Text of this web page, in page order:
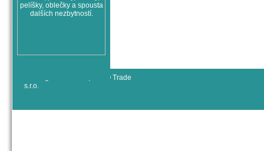
© All rights reserved, RYJO Trade
s.r.o.